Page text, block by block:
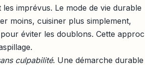
imprévus. Le mode de vie durable
moins, cuisiner plus simplement,
éviter les doublons. Cette
culpabilité. Une démarche durable